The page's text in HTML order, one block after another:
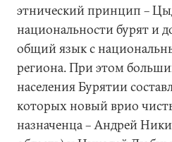
этнический принцип –
национальности бурят и
общий язык с
региона. При этом
населения Бурятии
которых новый врио
назначенца – Андрей